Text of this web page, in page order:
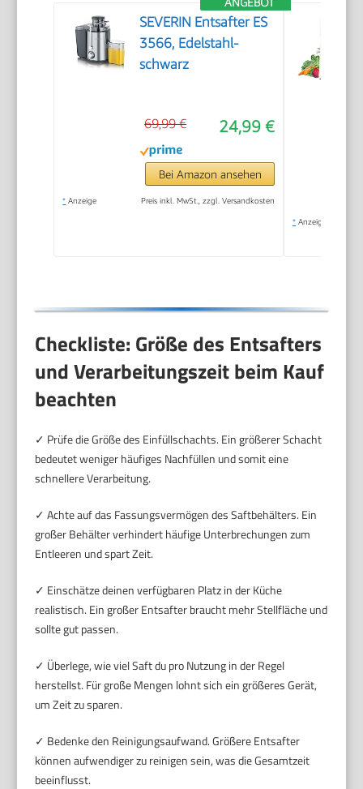
SEVERIN Entsafter ES
3566, Edelstahl-
schwarz
24,99 €
69,99 €
Bei Amazon ansehen
* Anzeige Preis inkl. MwSt., zzgl. Versandkosten
* Anzeige
Checkliste: Größe des Entsafters
und Verarbeitungszeit beim Kauf
beachten
✓ Prüfe die Größe des Einfüllschachts. Ein größerer Schacht
bedeutet weniger häufiges Nachfüllen und somit eine
schnellere Verarbeitung.
✓ Achte auf das Fassungsvermögen des Saftbehälters. Ein
großer Behälter verhindert häufige Unterbrechungen zum
Entleeren und spart Zeit.
✓ Einschätze deinen verfügbaren Platz in der Küche
realistisch. Ein großer Entsafter braucht mehr Stellfläche und
sollte gut passen.
✓ Überlege, wie viel Saft du pro Nutzung in der Regel
herstellst. Für große Mengen lohnt sich ein größeres Gerät,
um Zeit zu sparen.
✓ Bedenke den Reinigungsaufwand. Größere Entsafter
können aufwendiger zu reinigen sein, was die Gesamtzeit
beeinflusst.